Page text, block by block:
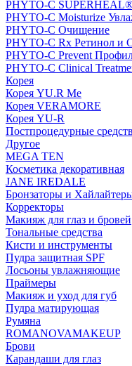
PHYTO-C
PHYTO-C Moisturize
PHYTO-C Очищение
PHYTO-C Rx Ретинол и
PHYTO-C Prevent
PHYTO-C Clinical
Корея
Корея YU.R Me
Корея VERAMORE
Корея YU-R
Постпроцедурные
Другое
MEGA TEN
Косметика декоративная
JANE IREDALE
Бронзаторы и
Корректоры
Макияж для глаз и бровей
Тональные средства
Кисти и инструменты
Пудра защитная SPF
Лосьоны увлажняющие
Праймеры
Макияж и уход для губ
Пудра матирующая
Румяна
ROMANOVAMAKEUP
Брови
Карандаши для глаз